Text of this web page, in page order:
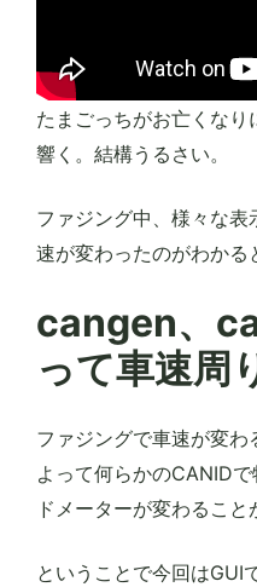
たまごっちがお亡くなり
響く。結構うるさい。
ファジング中、様々な
速が変わったのがわかる
cangen、
って車速周
ファジングで車速が変わ
よって何らかのCANID
ドメーターが変わること
ということで今回はGUI